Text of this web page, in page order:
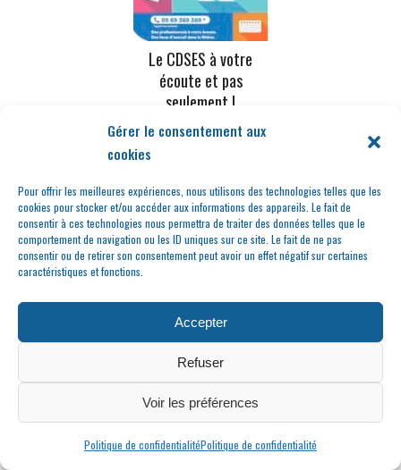
Gérer le consentement aux
cookies
Pour offrir les meilleures expériences, nous utilisons des technologies telles que les
cookies pour stocker et/ou accéder aux informations des appareils. Le fait de
consentir à ces technologies nous permettra de traiter des données telles que le
comportement de navigation ou les ID uniques sur ce site. Le fait de ne pas
consentir ou de retirer son consentement peut avoir un effet négatif sur certaines
caractéristiques et fonctions.
Accepter
Refuser
Voir les préférences
Politique de confidentialitéPolitique de confidentialité
Le CDSES à votre
écoute et pas
seulement !
et Xavier Sanoner